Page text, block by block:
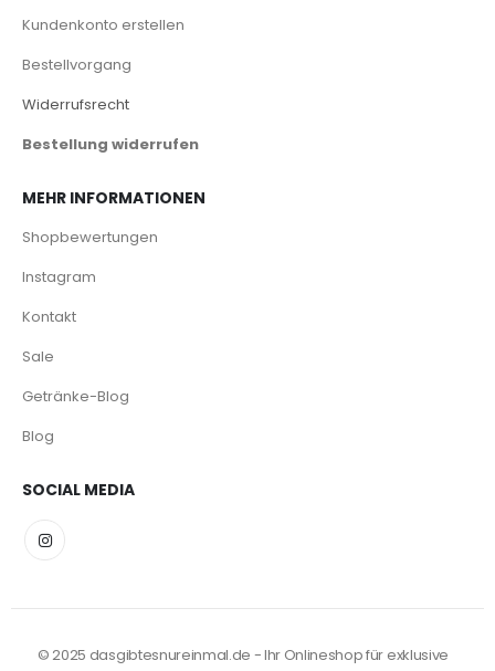
Kundenkonto erstellen
Bestellvorgang
Widerrufsrecht
Bestellung widerrufen
MEHR INFORMATIONEN
Shopbewertungen
Instagram
Kontakt
Sale
Getränke-Blog
Blog
SOCIAL MEDIA
© 2025 dasgibtesnureinmal.de - Ihr Onlineshop für exklusive